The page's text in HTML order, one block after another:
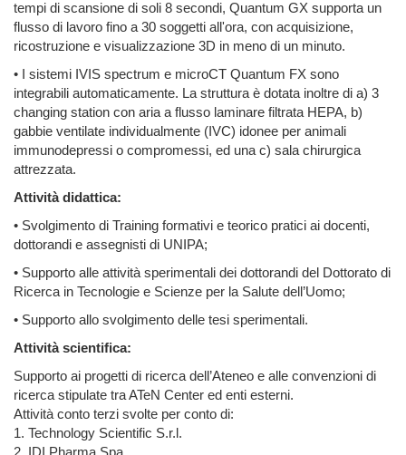
tempi di scansione di soli 8 secondi, Quantum GX supporta un
flusso di lavoro fino a 30 soggetti all'ora, con acquisizione,
ricostruzione e visualizzazione 3D in meno di un minuto.
• I sistemi IVIS spectrum e microCT Quantum FX sono
integrabili automaticamente. La struttura è dotata inoltre di a) 3
changing station con aria a flusso laminare filtrata HEPA, b)
gabbie ventilate individualmente (IVC) idonee per animali
immunodepressi o compromessi, ed una c) sala chirurgica
attrezzata.
Attività didattica:
• Svolgimento di Training formativi e teorico pratici ai docenti,
dottorandi e assegnisti di UNIPA;
• Supporto alle attività sperimentali dei dottorandi del Dottorato di
Ricerca in Tecnologie e Scienze per la Salute dell’Uomo;
• Supporto allo svolgimento delle tesi sperimentali.
Attività scientifica:
Supporto ai progetti di ricerca dell’Ateneo e alle convenzioni di
ricerca stipulate tra ATeN Center ed enti esterni.
Attività conto terzi svolte per conto di:
1. Technology Scientific S.r.l.